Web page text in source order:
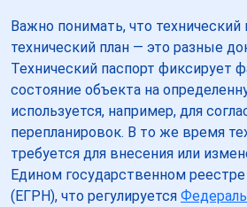
Важно понимать, что технический
технический план — это разные
Технический паспорт фиксирует
состояние объекта на
используется, например, для
перепланировок. В то же время
требуется для внесения или
Едином государственном
(ЕГРН), что регулируется